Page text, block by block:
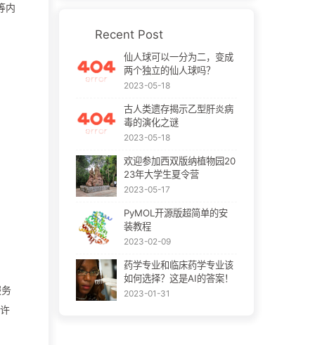
内
Recent Post
仙人球可以一分为二，变成
两个独立的仙人球吗？
2023-05-18
古人类遗存揭示乙型肝炎病
毒的演化之谜
2023-05-18
欢迎参加西双版纳植物园20
23年大学生夏令营
2023-05-17
PyMOL开源版超简单的安
装教程
2023-02-09
药学专业和临床药学专业该
如何选择？这是AI的答案！
2023-01-31